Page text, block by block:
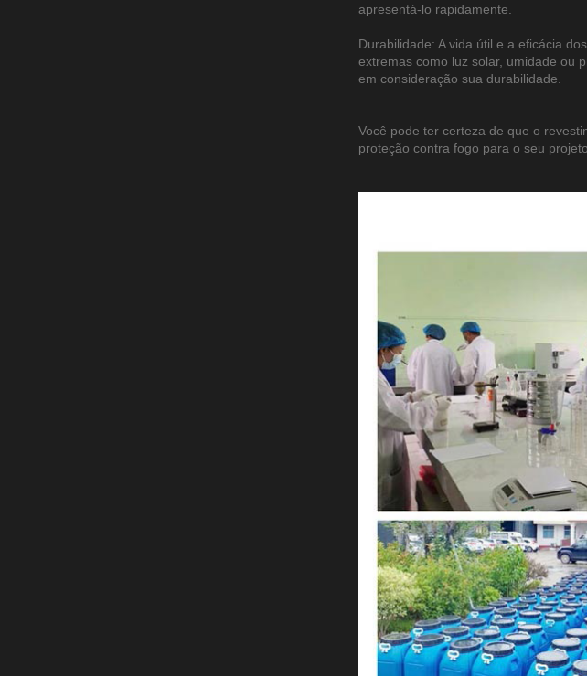
apresentá-lo rapidamente.
Durabilidade: A vida útil e a eficácia
extremas como luz solar, umidade ou
em consideração sua durabilidade.
Você pode ter certeza de que o
proteção contra fogo para o seu